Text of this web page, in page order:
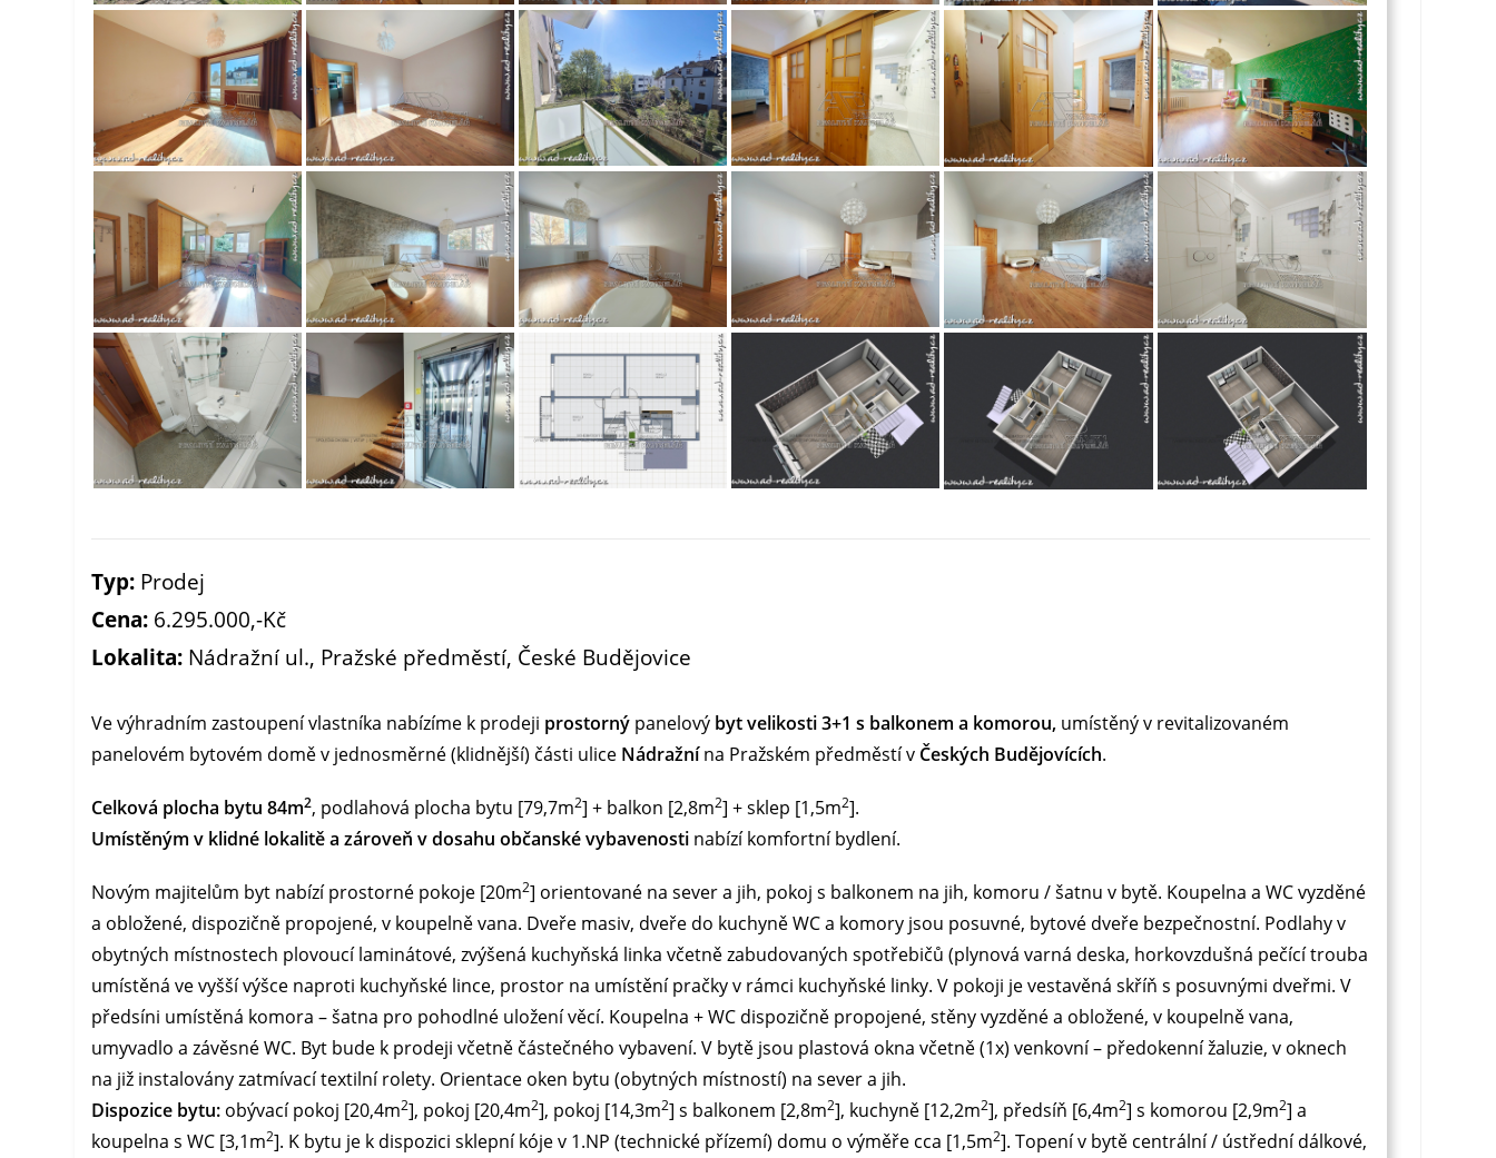
Typ: Prodej
Cena: 6.295.000,-Kč
Lokalita: Nádražní ul., Pražské předměstí, České Budějovice
Ve výhradním zastoupení vlastníka nabízíme k prodeji prostorný panelový byt velikosti 3+1 s balkonem a komorou, umístěný v revitalizovaném
panelovém bytovém domě v jednosměrné (klidnější) části ulice Nádražnína Pražském předměstí v Českých Budějovících.
Celková plocha bytu 84m2, podlahová plocha bytu [79,7m2] + balkon [2,8m2] + sklep [1,5m2].
Umístěným v klidné lokalitě a zároveň v dosahu občanské vybavenosti nabízí komfortní bydlení.
Novým majitelům byt nabízí prostorné pokoje [20m2] orientované na sever a jih, pokoj s balkonem na jih, komoru / šatnu v bytě. Koupelna a WC vyzděné
a obložené, dispozičně propojené, v koupelně vana. Dveře masiv, dveře do kuchyně WC a komory jsou posuvné, bytové dveře bezpečnostní. Podlahy v
obytných místnostech plovoucí laminátové, zvýšená kuchyňská linka včetně zabudovaných spotřebičů (plynová varná deska, horkovzdušná pečící trouba
umístěná ve vyšší výšce naproti kuchyňské lince, prostor na umístění pračky v rámci kuchyňské linky. V pokoji je vestavěná skříň s posuvnými dveřmi. V
předsíni umístěná komora – šatna pro pohodlné uložení věcí. Koupelna + WC dispozičně propojené, stěny vyzděné a obložené, v koupelně vana,
umyvadlo a závěsné WC. Byt bude k prodeji včetně částečného vybavení. V bytě jsou plastová okna včetně (1x) venkovní – předokenní žaluzie, v oknech
na již instalovány zatmívací textilní rolety. Orientace oken bytu (obytných místností) na sever a jih.
Dispozice bytu: obývací pokoj [20,4m2], pokoj [20,4m2], pokoj [14,3m2] s balkonem [2,8m2], kuchyně [12,2m2], předsíň [6,4m2] s komorou [2,9m2] a
koupelna s WC [3,1m2]. K bytu je k dispozici sklepní kóje v 1.NP (technické přízemí) domu o výměře cca [1,5m2]. Topení v bytě centrální / ústřední dálkové,